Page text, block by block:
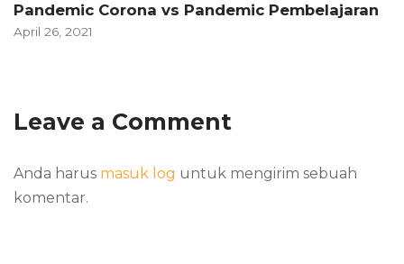
Pandemic Corona vs Pandemic Pembelajaran
April 26, 2021
Leave a Comment
Anda harus masuk log untuk mengirim sebuah
komentar.